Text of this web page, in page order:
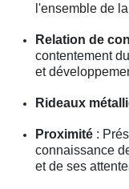
l'ensemble de
Relation de
contentement
et
Rideaux
Proximité :
connaissance
et de ses